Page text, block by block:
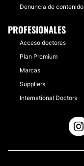
Denuncia de contenido
PROFESIONALES
Acceso doctores
Plan Premium
Marcas
Suppliers
International Doctors